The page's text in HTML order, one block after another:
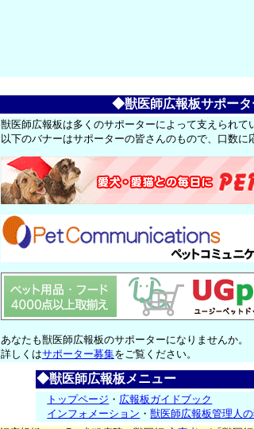
◆獣医師広報板サポー
獣医師広報板は多くのサポーターによって支えられて
以下のバナーはサポーターの皆さんのもので、口数
あなたも獣医師広報板のサポーターになりませんか。
詳しくはサポーター募集をご覧ください。
◆獣医師広報板メニュー
トップページ ・ 広報板ガイドブック
インフォメーション ・獣医師広報板管理人